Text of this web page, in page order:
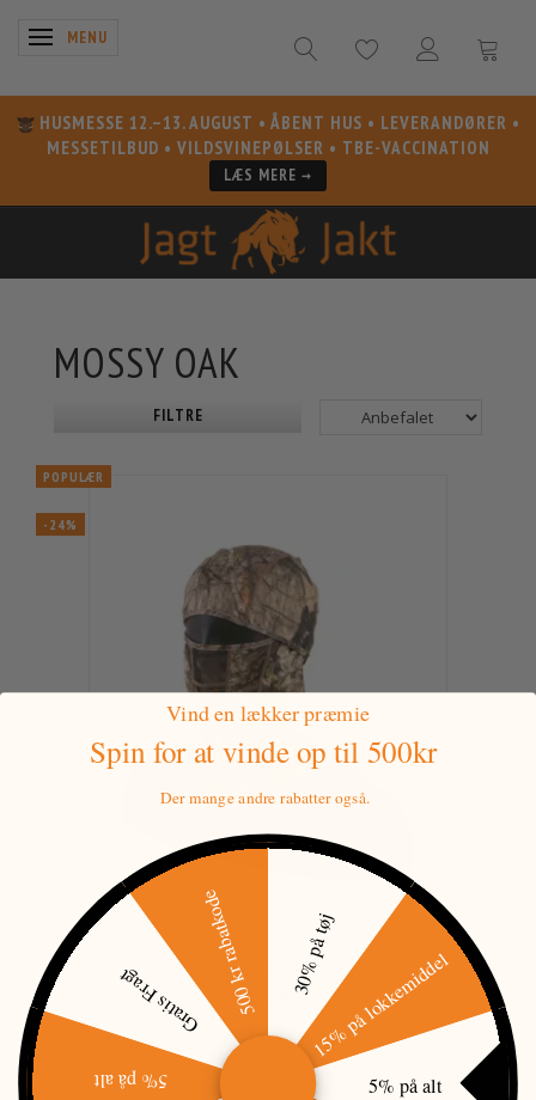
SKIFTE NAVIGATION
MENU
HUSMESSE 12.–13. AUGUST • ÅBENT HUS • LEVERANDØRER •
MESSETILBUD • VILDSVINEPØLSER • TBE-VACCINATION
LÆS MERE →
MOSSY OAK
FILTRE
POPULÆR
-24%
ANSIGTS MASKE MED NET BALACLAVA
150,00 DKK
199,95 DKK
DU SPARER:49,95 DKK
Vind en lækker præmie
Spin for at vindeop til 500kr
Der mange andre rabatter også.
30% på tøj
15% på lokkemiddel
5% på alt
5% på alt
Gratis Fragt500 kr rabatkode